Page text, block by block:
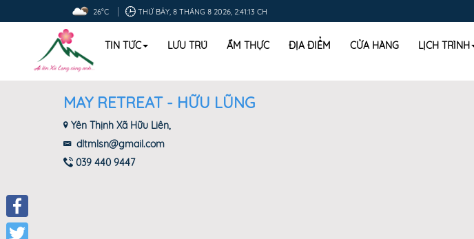
26°C THỨ BẢY, 8 THÁNG 8 2026, 2:41:14 CH
TIN TỨC LƯU TRÚ ẨM THỰC ĐỊA ĐIỂM CỬA HÀNG LỊCH TRÌNH
Facebook
MAY RETREAT - HỮU LŨNG
Yên Thịnh Xã Hữu Liên,
dltmlsn@gmail.com
039 440 9447